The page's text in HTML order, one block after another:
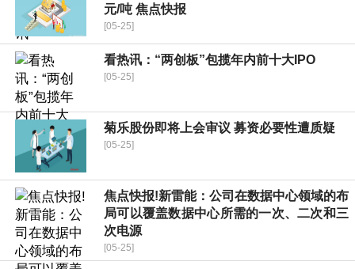
元/吨 焦点快报
[05-25]
看热讯：“两创板”包揽年内前十大IPO
[05-25]
菊乐股份即将上会审议 募资必要性遭质疑
[05-25]
焦点快报!新雷能：公司在数据中心领域的布
局可以覆盖数据中心所需的一次、二次和三
次电源
[05-25]